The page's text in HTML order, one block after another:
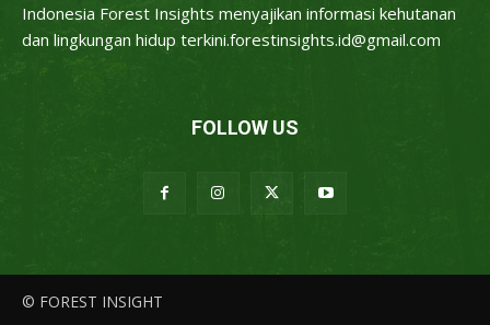
Indonesia Forest Insights menyajikan informasi kehutanan
dan lingkungan hidup terkini.forestinsights.id@gmail.com
FOLLOW US
© FOREST INSIGHT